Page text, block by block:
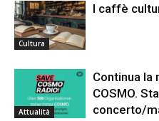
Cultura
I caffè
Attualità
Continua la
COSMO.
concerto/